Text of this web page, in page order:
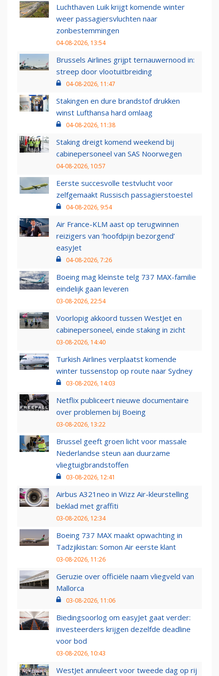
Luchthaven Luik krijgt komende winter
weer passagiersvluchten naar
zonbestemmingen
04-08-2026, 13:54
Brussels Airlines grijpt ternauwernood in:
streep door vlootuitbreiding
04-08-2026, 11:47
Stakingen en dure brandstof drukken
winst Lufthansa hard omlaag
04-08-2026, 11:38
Staking dreigt komend weekend bij
cabinepersoneel van SAS Noorwegen
04-08-2026, 10:57
Eerste succesvolle testvlucht voor
zelfgemaakt Russisch passagierstoestel
04-08-2026, 9:54
Air France-KLM aast op terugwinnen
reizigers van ‘hoofdpijn bezorgend’
easyJet
04-08-2026, 7:26
Boeing mag kleinste telg 737 MAX-familie
eindelijk gaan leveren
03-08-2026, 22:54
Voorlopig akkoord tussen WestJet en
cabinepersoneel, einde staking in zicht
03-08-2026, 14:40
Turkish Airlines verplaatst komende
winter tussenstop op route naar Sydney
03-08-2026, 14:03
Netflix publiceert nieuwe documentaire
over problemen bij Boeing
03-08-2026, 13:22
Brussel geeft groen licht voor massale
Nederlandse steun aan duurzame
vliegtuigbrandstoffen
03-08-2026, 12:41
Airbus A321neo in Wizz Air-kleurstelling
beklad met graffiti
03-08-2026, 12:34
Boeing 737 MAX maakt opwachting in
Tadzjikistan: Somon Air eerste klant
03-08-2026, 11:26
Geruzie over officiële naam vliegveld van
Mallorca
03-08-2026, 11:06
Biedingsoorlog om easyJet gaat verder:
investeerders krijgen dezelfde deadline
voor bod
03-08-2026, 10:43
WestJet annuleert voor tweede dag op rij